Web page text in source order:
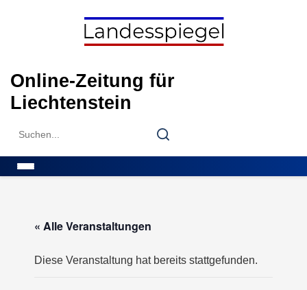
Online-Zeitung für
Liechtenstein
Search
Search
« Alle Veranstaltungen
Diese Veranstaltung hat bereits stattgefunden.